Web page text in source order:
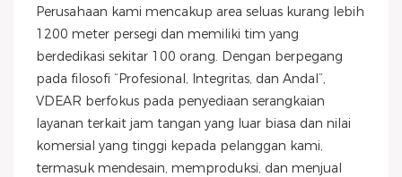
Perusahaan kami mencakup area seluas kurang lebih
1200 meter persegi dan memiliki tim yang
berdedikasi sekitar 100 orang. Dengan berpegang
pada filosofi “Profesional, Integritas, dan Andal”,
VDEAR berfokus pada penyediaan serangkaian
layanan terkait jam tangan yang luar biasa dan nilai
komersial yang tinggi kepada pelanggan kami,
termasuk mendesain, memproduksi, dan menjual